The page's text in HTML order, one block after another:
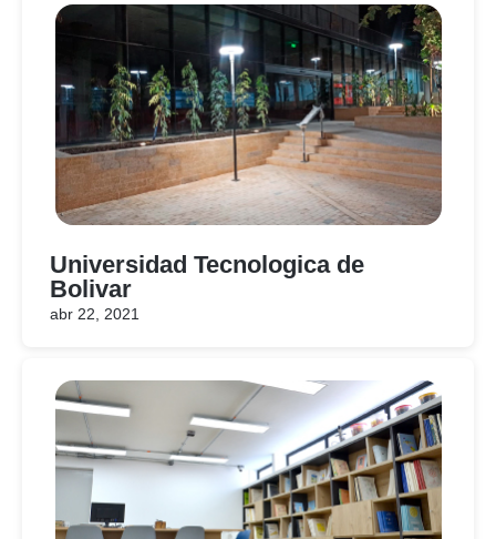
Universidad Tecnologica de
Bolivar
abr 22, 2021